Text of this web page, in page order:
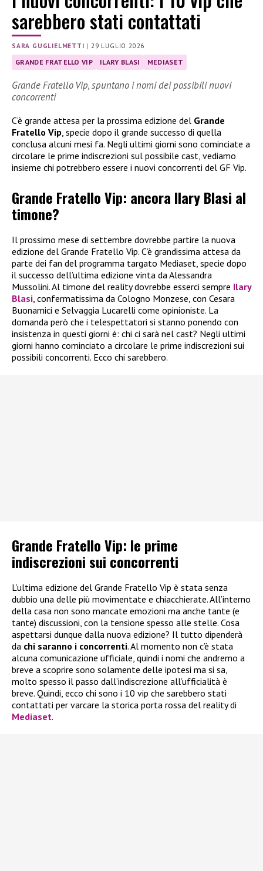
sarebbero stati contattati
SARA GUGLIELMETTI | 29 LUGLIO 2026
GRANDE FRATELLO VIP ILARY BLASI MEDIASET
Grande Fratello Vip, spuntano i nomi dei possibili nuovi
concorrenti
C’è grande attesa per la prossima edizione del Grande
Fratello Vip, specie dopo il grande successo di quella
conclusa alcuni mesi fa. Negli ultimi giorni sono cominciate a
circolare le prime indiscrezioni sul possibile cast, vediamo
insieme chi potrebbero essere i nuovi concorrenti del GF Vip.
Grande Fratello Vip: ancora Ilary Blasi al
timone?
Il prossimo mese di settembre dovrebbe partire la nuova
edizione del Grande Fratello Vip. C’è grandissima attesa da
parte dei fan del programma targato Mediaset, specie dopo
il successo dell’ultima edizione vinta da Alessandra
Mussolini. Al timone del reality dovrebbe esserci sempre Ilary
Blasi , confermatissima da Cologno Monzese, con Cesara
Buonamici e Selvaggia Lucarelli come opinioniste. La
domanda però che i telespettatori si stanno ponendo con
insistenza in questi giorni è: chi ci sarà nel cast? Negli ultimi
giorni hanno cominciato a circolare le prime indiscrezioni sui
possibili concorrenti. Ecco chi sarebbero.
Grande Fratello Vip: le prime
indiscrezioni sui concorrenti
L’ultima edizione del Grande Fratello Vip è stata senza
dubbio una delle più movimentate e chiacchierate. All’interno
della casa non sono mancate emozioni ma anche tante (e
tante) discussioni, con la tensione spesso alle stelle. Cosa
aspettarsi dunque dalla nuova edizione? Il tutto dipenderà
da chi saranno i concorrenti. Al momento non c’è stata
alcuna comunicazione ufficiale, quindi i nomi che andremo a
breve a scoprire sono solamente delle ipotesi ma si sa,
molto spesso il passo dall’indiscrezione all’ufficialità è
breve. Quindi, ecco chi sono i 10 vip che sarebbero stati
contattati per varcare la storica porta rossa del reality di
Mediaset.